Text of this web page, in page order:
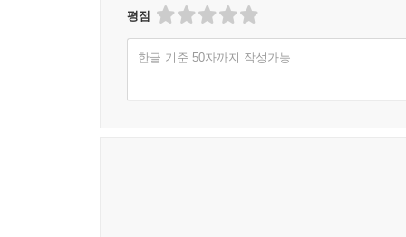
평점
한글 기준 50자까지 작성가능